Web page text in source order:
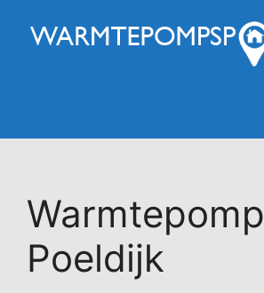
naar
Warmtepomp
Poeldijk